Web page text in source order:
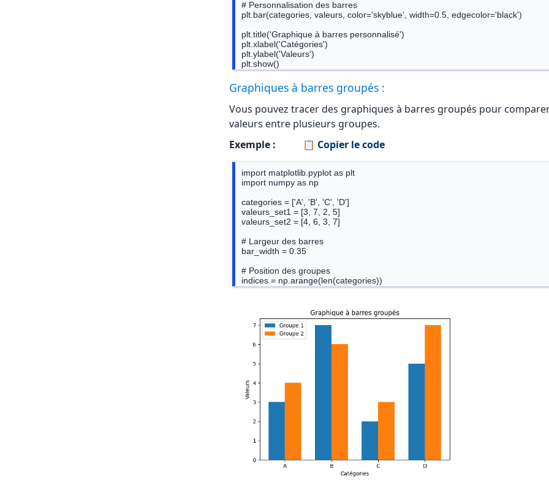
# Personnalisation des barres
plt.bar(categories, valeurs, color='skyblue', width=0.5, edgecolor='black')
plt.title('Graphique à barres personnalisé')
plt.xlabel('Catégories')
plt.ylabel('Valeurs')
Graphiques à barres groupés :
Vous pouvez tracer des graphiques à barres groupés pour
valeurs entre plusieurs groupes.
Exemple :
📋 Copier le code
import matplotlib.pyplot as plt
import numpy as np
categories = ['A', 'B', 'C', 'D']
valeurs_set1 = [3, 7, 2, 5]
valeurs_set2 = [4, 6, 3, 7]
# Largeur des barres
bar_width = 0.35
# Position des groupes
indices = np.arange(len(categories))
plt.bar(indices, valeurs_set1, bar_width, label='Groupe 1')
plt.bar(indices + bar_width, valeurs_set2, bar_width, label='Groupe 2')
plt.xlabel('Catégories')
plt.ylabel('Valeurs')
plt.legend()